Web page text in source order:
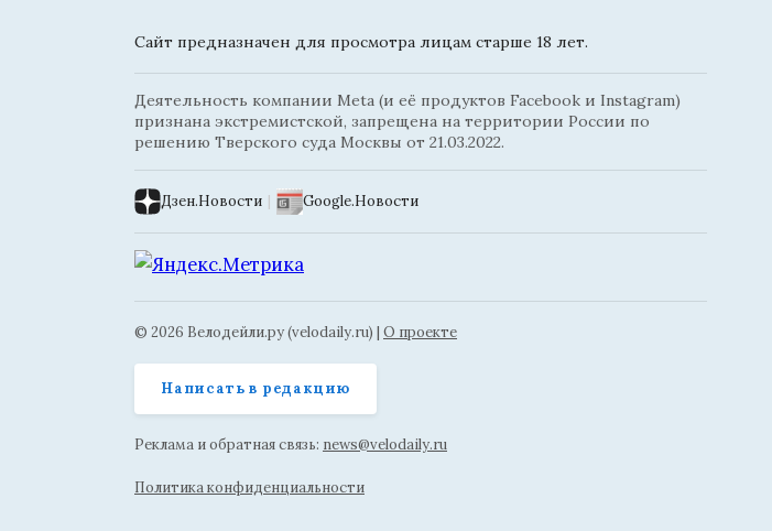
Сайт предназначен для просмотра лицам старше 18 лет.
Деятельность компании Meta (и её продуктов Facebook и Instagram)
признана экстремистской, запрещена на территории России по
решению Тверского суда Москвы от 21.03.2022.
Дзен.Новости | Google.Новости
© 2026 Велодейли.ру (velodaily.ru) | О проекте
Написать в редакцию
Реклама и обратная связь: news@velodaily.ru
Политика конфиденциальности